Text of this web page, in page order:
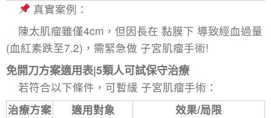
真實案例：
陳太肌瘤雖僅4cm，但因長在 黏膜下 導致經血過量
(血紅素跌至7.2)，需緊急做 子宮肌瘤手術!
免開刀方案適用表|5類人可試保守治療
若符合以下條件，可暫緩 子宮肌瘤手術 ：
治療方案
適用對象
效果/局限